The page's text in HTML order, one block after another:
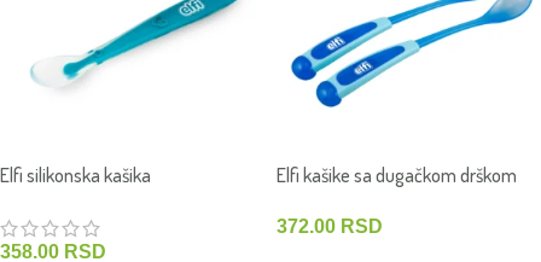
Elfi silikonska kašika
358.00 RSD
Elfi kašike sa dugačkom drškom
372.00 RSD